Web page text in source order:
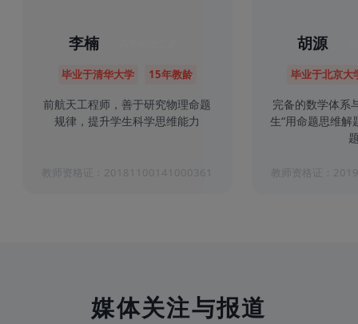
李楠
毕业于清华大学 15年教龄
前航天工程师，善于研究物理命题
规律，提升学生科学思维能力
教师资格证：20181100141000361
胡源
毕业于北京大
完备的数学体系
生“用命题思维
教师资格证：
媒体关注与报道